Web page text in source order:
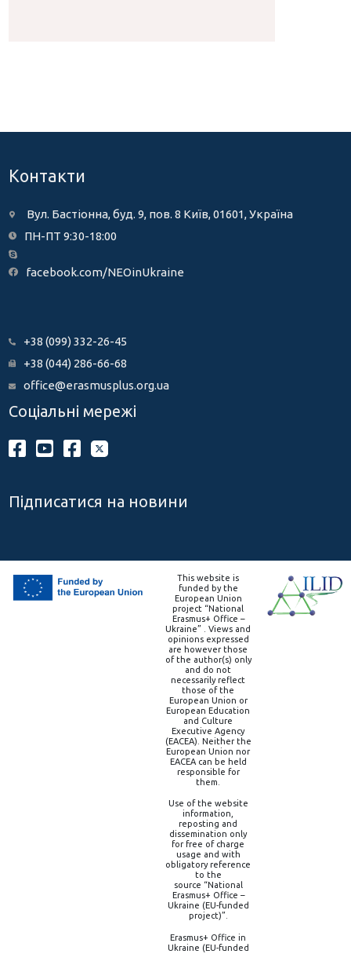
Контакти
Вул. Бастіонна, буд. 9, пов. 8 Київ, 01601, Україна
ПН-ПТ 9:30-18:00
facebook.com/NEOinUkraine
+38 (099) 332-26-45
+38 (044) 286-66-68
office@erasmusplus.org.ua
Соціальні мережі
Підписатися на новини
This website is
funded by the
European Union
project “National
Erasmus+ Office –
Ukraine” . Views and
opinions expressed
are however those
of the author(s) only
and do not
necessarily reflect
those of the
European Union or
European Education
and Culture
Executive Agency
(EACEA). Neither the
European Union nor
EACEA can be held
responsible for
them.
Use of the website
information,
reposting and
dissemination only
for free of charge
usage and with
obligatory reference
to the
source “National
Erasmus+ Office –
Ukraine (EU-funded
project)”.
Erasmus+ Office in
Ukraine (EU-funded